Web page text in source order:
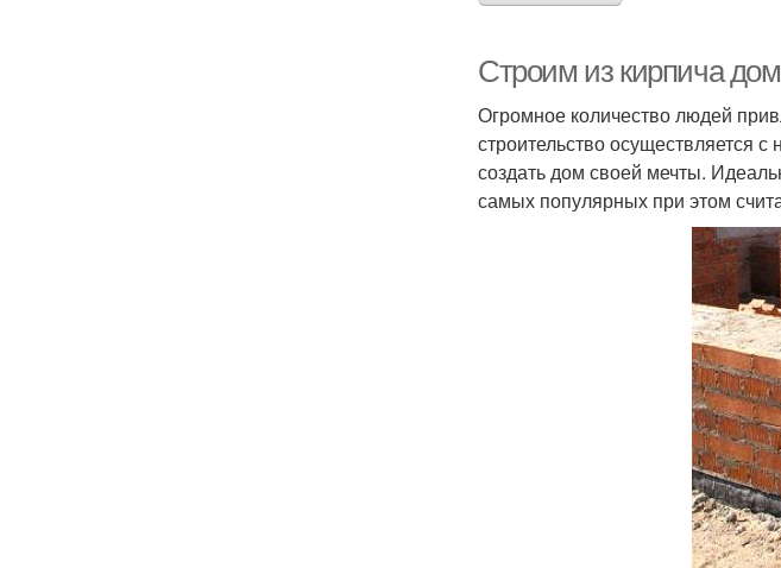
Строим из кирпича
Огромное количество людей
строительство осуществляется
создать дом своей мечты.
самых популярных при этом